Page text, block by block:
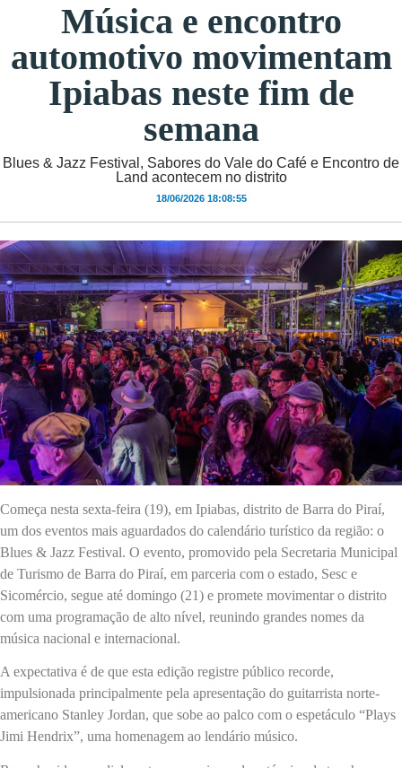
Música e encontro
automotivo movimentam
Ipiabas neste fim de
semana
Blues & Jazz Festival, Sabores do Vale do Café e Encontro de
Land acontecem no distrito
18/06/2026 18:08:55
Começa nesta sexta-feira (19), em Ipiabas, distrito de Barra do Piraí,
um dos eventos mais aguardados do calendário turístico da região: o
Blues & Jazz Festival. O evento, promovido pela Secretaria Municipal
de Turismo de Barra do Piraí, em parceria com o estado, Sesc e
Sicomércio, segue até domingo (21) e promete movimentar o distrito
com uma programação de alto nível, reunindo grandes nomes da
música nacional e internacional.
A expectativa é de que esta edição registre público recorde,
impulsionada principalmente pela apresentação do guitarrista norte-
americano Stanley Jordan, que sobe ao palco com o espetáculo “Plays
Jimi Hendrix”, uma homenagem ao lendário músico.